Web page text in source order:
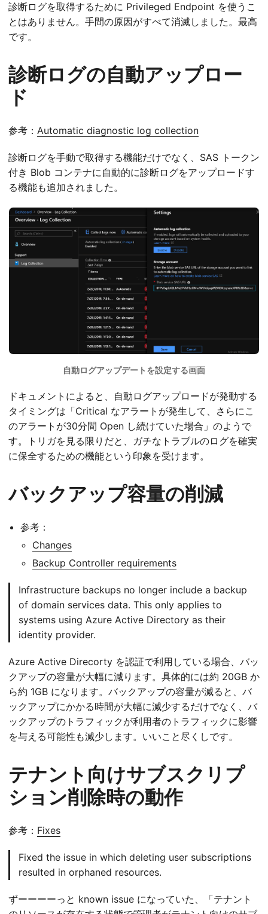
診断ログを取得するために Privileged Endpoint を使うこ
とはありません。手間の原因がすべて消滅しました。最高
です。
診断ログの自動アップロー
ド
参考： Automatic diagnostic log collection
診断ログを手動で取得する機能だけでなく、SAS トークン
付き Blob コンテナに自動的に診断ログをアップロードす
る機能も追加されました。
自動ログアップデートを設定する画面
ドキュメントによると、自動ログアップロードが発動する
タイミングは「Critical なアラートが発生して、さらにこ
のアラートが30分間 Open し続けていた場合」のようで
す。トリガを見る限りだと、ガチなトラブルのログを確実
に保全するための機能という印象を受けます。
バックアップ容量の削減
参考：
Changes
Backup Controller requirements
Infrastructure backups no longer include a backup
of domain services data. This only applies to
systems using Azure Active Directory as their
identity provider.
Azure Active Direcorty を認証で利用している場合、バッ
クアップの容量が大幅に減ります。具体的には約 20GB か
ら約 1GB になります。バックアップの容量が減ると、バ
ックアップにかかる時間が大幅に減少するだけでなく、バ
ックアップのトラフィックが利用者のトラフィックに影響
を与える可能性も減少します。いいこと尽くしです。
テナント向けサブスクリプ
ション削除時の動作
参考： Fixes
Fixed the issue in which deleting user subscriptions
resulted in orphaned resources.
ずーーーーっと known issue になっていた、「テナント